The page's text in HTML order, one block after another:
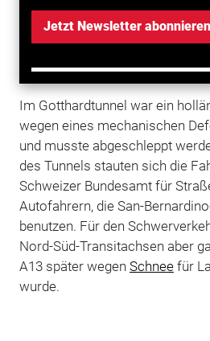
Jetzt Newsletter abonnieren
Im Gotthardtunnel war ein
wegen eines mechanischen
und musste abgeschleppt
des Tunnels stauten sich die
Schweizer Bundesamt für
Autofahrern, die San-
benutzen. Für den
Nord-Süd-Transitachsen aber
A13 später wegen Schneefür
wurde.